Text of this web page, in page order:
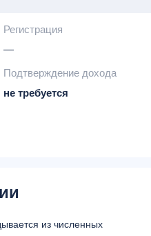
Регистрация
—
Подтверждение дохода
не требуется
из численных